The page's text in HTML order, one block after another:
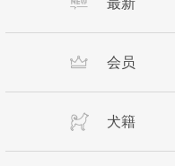
最新
会员
犬籍